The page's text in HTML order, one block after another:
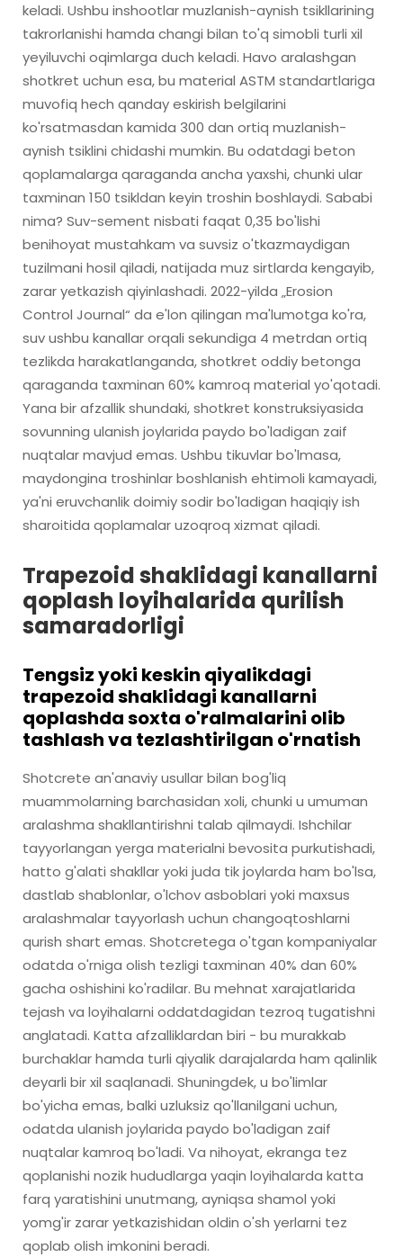
keladi. Ushbu inshootlar muzlanish-aynish tsikllarining
takrorlanishi hamda changi bilan to'q simobli turli xil
yeyiluvchi oqimlarga duch keladi. Havo aralashgan
shotkret uchun esa, bu material ASTM standartlariga
muvofiq hech qanday eskirish belgilarini
ko'rsatmasdan kamida 300 dan ortiq muzlanish-
aynish tsiklini chidashi mumkin. Bu odatdagi beton
qoplamalarga qaraganda ancha yaxshi, chunki ular
taxminan 150 tsikldan keyin troshin boshlaydi. Sababi
nima? Suv-sement nisbati faqat 0,35 bo'lishi
benihoyat mustahkam va suvsiz o'tkazmaydigan
tuzilmani hosil qiladi, natijada muz sirtlarda kengayib,
zarar yetkazish qiyinlashadi. 2022-yilda „Erosion
Control Journal“ da e'lon qilingan ma'lumotga ko'ra,
suv ushbu kanallar orqali sekundiga 4 metrdan ortiq
tezlikda harakatlanganda, shotkret oddiy betonga
qaraganda taxminan 60% kamroq material yo'qotadi.
Yana bir afzallik shundaki, shotkret konstruksiyasida
sovunning ulanish joylarida paydo bo'ladigan zaif
nuqtalar mavjud emas. Ushbu tikuvlar bo'lmasa,
maydongina troshinlar boshlanish ehtimoli kamayadi,
ya'ni eruvchanlik doimiy sodir bo'ladigan haqiqiy ish
sharoitida qoplamalar uzoqroq xizmat qiladi.
Trapezoid shaklidagi kanallarni
qoplash loyihalarida qurilish
samaradorligi
Tengsiz yoki keskin qiyalikdagi
trapezoid shaklidagi kanallarni
qoplashda soxta o'ralmalarini olib
tashlash va tezlashtirilgan o'rnatish
Shotcrete an'anaviy usullar bilan bog'liq
muammolarning barchasidan xoli, chunki u umuman
aralashma shakllantirishni talab qilmaydi. Ishchilar
tayyorlangan yerga materialni bevosita purkutishadi,
hatto g'alati shakllar yoki juda tik joylarda ham bo'lsa,
dastlab shablonlar, o'lchov asboblari yoki maxsus
aralashmalar tayyorlash uchun changoqtoshlarni
qurish shart emas. Shotcretega o'tgan kompaniyalar
odatda o'rniga olish tezligi taxminan 40% dan 60%
gacha oshishini ko'radilar. Bu mehnat xarajatlarida
tejash va loyihalarni oddatdagidan tezroq tugatishni
anglatadi. Katta afzalliklardan biri - bu murakkab
burchaklar hamda turli qiyalik darajalarda ham qalinlik
deyarli bir xil saqlanadi. Shuningdek, u bo'limlar
bo'yicha emas, balki uzluksiz qo'llanilgani uchun,
odatda ulanish joylarida paydo bo'ladigan zaif
nuqtalar kamroq bo'ladi. Va nihoyat, ekranga tez
qoplanishi nozik hududlarga yaqin loyihalarda katta
farq yaratishini unutmang, ayniqsa shamol yoki
yomg'ir zarar yetkazishidan oldin o'sh yerlarni tez
qoplab olish imkonini beradi.